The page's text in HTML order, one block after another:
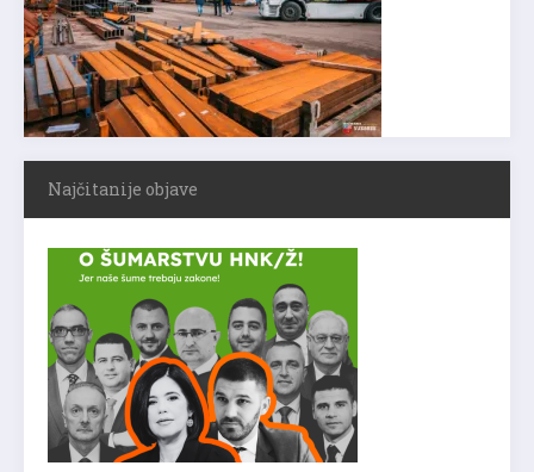
Najčitanije objave